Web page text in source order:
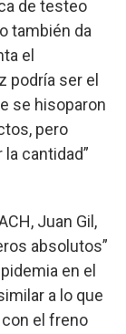
de testeo
también da
el
podría ser el
se hisoparon
pero
cantidad”
Juan Gil,
absolutos”
en el
a lo que
el freno